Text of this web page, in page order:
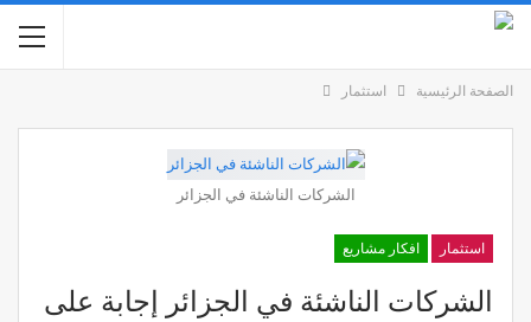
الصفحة الرئيسية استثمار
الشركات الناشئة في الجزائر
استثمار افكار مشاريع
الشركات الناشئة في الجزائر إجابة على